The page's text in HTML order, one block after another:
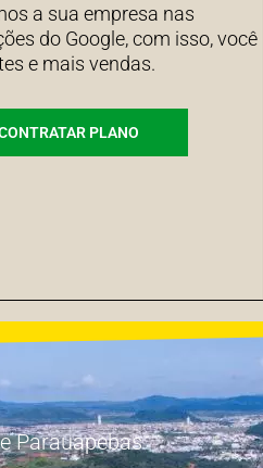
a sua empresa nas
do Google, com isso, você
e mais vendas.
PLANO
Parauapebas